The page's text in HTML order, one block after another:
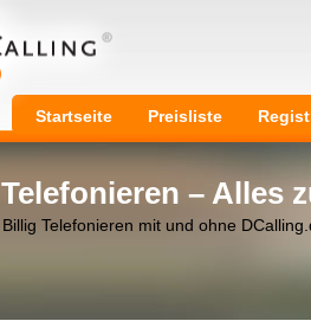
Startseite Preisliste
Telefonieren – Alles
Billig Telefonieren mit und ohne